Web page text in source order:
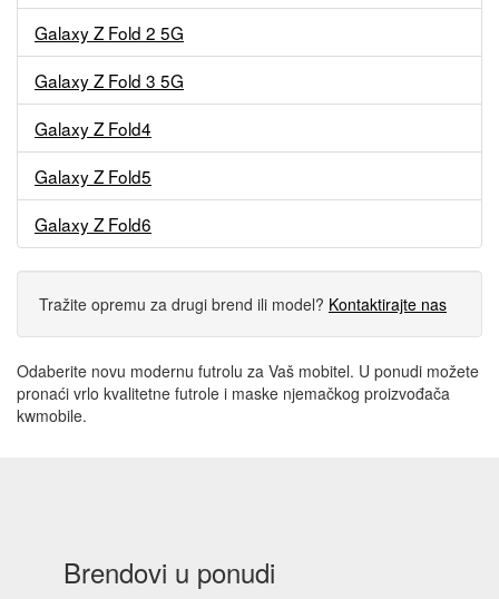
Galaxy Z Fold 2 5G
Galaxy Z Fold 3 5G
Galaxy Z Fold4
Galaxy Z Fold5
Galaxy Z Fold6
Tražite opremu za drugi brend ili model? Kontaktirajte nas
Odaberite novu modernu futrolu za Vaš mobitel. U ponudi možete
pronaći vrlo kvalitetne futrole i maske njemačkog proizvođača
kwmobile.
Brendovi u ponudi